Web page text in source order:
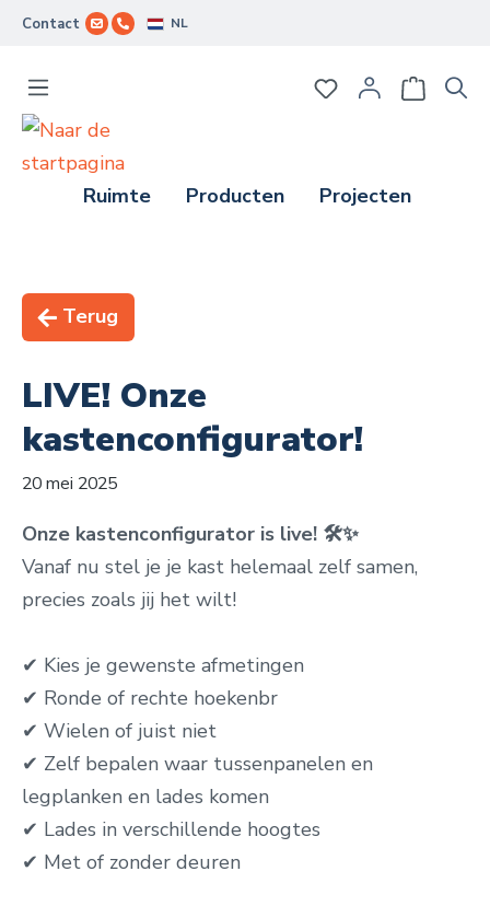
Ga naar de hoofdinhoud
Contact NL
Ruimte Producten Projecten
Je hebt 0 items
Terug
LIVE! Onze
kastenconfigurator!
20 mei 2025
Onze kastenconfigurator is live! 🛠️✨
Vanaf nu stel je je kast helemaal zelf samen,
precies zoals jij het wilt!
✔ Kies je gewenste afmetingen
✔ Ronde of rechte hoekenbr
✔ ️Wielen of juist niet
✔ Zelf bepalen waar tussenpanelen en
legplanken en lades komen
✔ Lades in verschillende hoogtes
✔ Met of zonder deuren